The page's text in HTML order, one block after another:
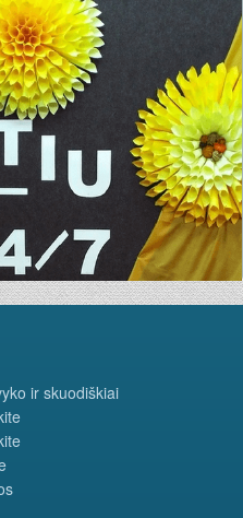
ir skuodiškiai